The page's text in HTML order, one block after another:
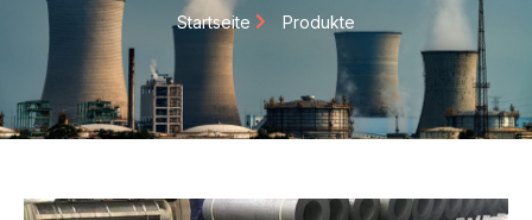
Startseite Produkte